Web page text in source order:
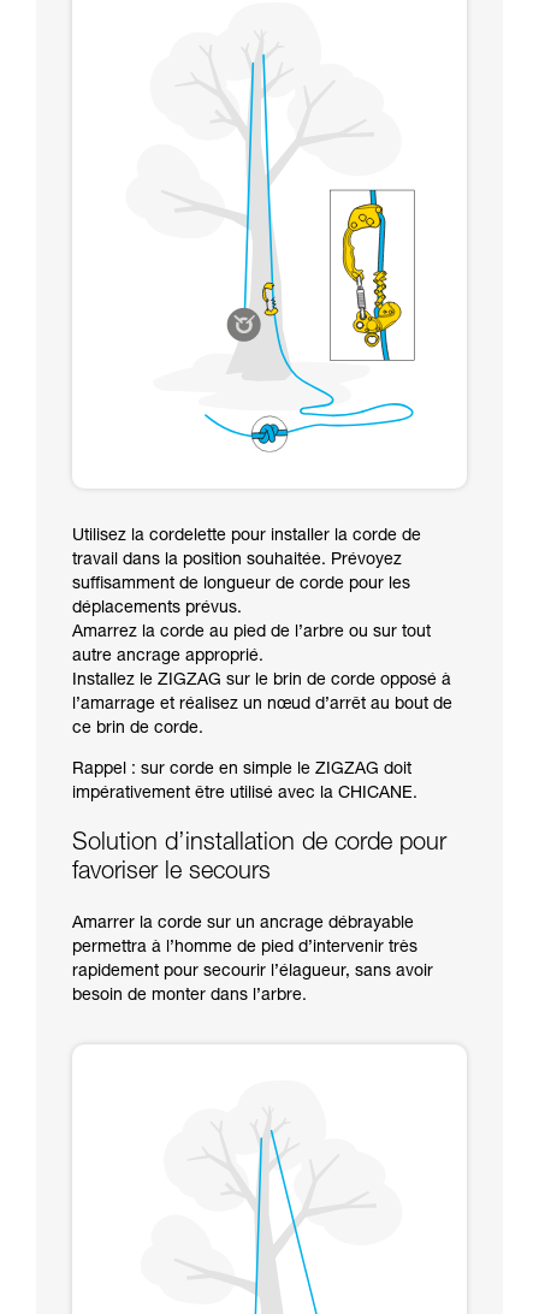
Utilisez la cordelette pour installer la corde de
travail dans la position souhaitée. Prévoyez
suffisamment de longueur de corde pour les
déplacements prévus.
Amarrez la corde au pied de l’arbre ou sur tout
autre ancrage approprié.
Installez le ZIGZAG sur le brin de corde opposé à
l’amarrage et réalisez un nœud d’arrêt au bout de
ce brin de corde.
Rappel : sur corde en simple le ZIGZAG doit
impérativement être utilisé avec la CHICANE.
Solution d’installation de corde pour
favoriser le secours
Amarrer la corde sur un ancrage débrayable
permettra à l’homme de pied d’intervenir très
rapidement pour secourir l’élagueur, sans avoir
besoin de monter dans l’arbre.